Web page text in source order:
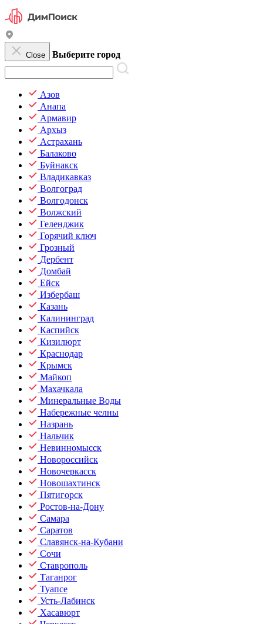
Close Выберите город
Азов
Анапа
Армавир
Архыз
Астрахань
Балаково
Буйнакск
Владикавказ
Волгоград
Волгодонск
Волжский
Геленджик
Горячий ключ
Грозный
Дербент
Домбай
Ейск
Избербаш
Казань
Калининград
Каспийск
Кизилюрт
Краснодар
Крымск
Майкоп
Махачкала
Минеральные Воды
Набережные челны
Назрань
Нальчик
Невинномысск
Новороссийск
Новочеркасск
Новошахтинск
Пятигорск
Ростов-на-Дону
Самара
Саратов
Славянск-на-Кубани
Сочи
Ставрополь
Таганрог
Туапсе
Усть-Лабинск
Хасавюрт